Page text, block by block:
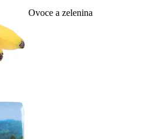
Ovoce a zelenina